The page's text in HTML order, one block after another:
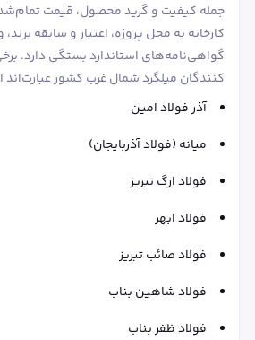
جمله کیفیت و گرید محصول، قیمت
کارخانه به محل پروژه، اعتبار و سابقه
گواهی‌نامه‌های استاندارد بستگی دارد.
کنندگان میلگرد شمال غرب کشور عبارت‌اند
آذر فولاد امین
میانه (فولاد آذربایجان)
فولاد ارگ تبریز
فولاد ابهر
فولاد صائب تبریز
فولاد شاهین بناب
فولاد ظفر بناب